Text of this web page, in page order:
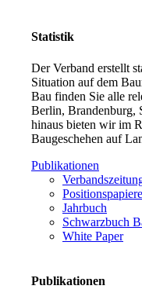
Statistik
Der Verband erstellt
Situation auf dem
Bau finden Sie alle
Berlin, Brandenburg,
hinaus bieten wir im
Baugeschehen auf
Publikationen
Positionspapiere
Jahrbuch
Schwarzbuch
White Paper
Publikationen